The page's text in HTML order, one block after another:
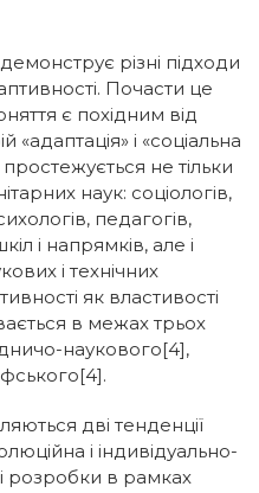
різні підходи
Почасти це
є похідним від
і «соціальна
не тільки
наук: соціологів,
педагогів,
і напрямків, але і
і технічних
як властивості
в межах трьох
наукового[4],
дві тенденції
і індивідуально-
розробки в рамках